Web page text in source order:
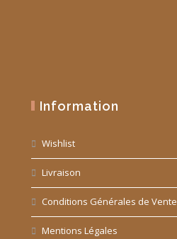
Information
Wishlist
Livraison
Conditions Générales de Vente
Mentions Légales